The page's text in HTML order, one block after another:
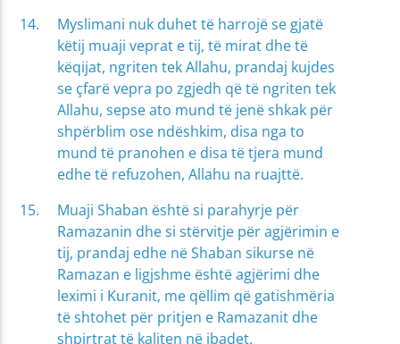
Myslimani nuk duhet të harrojë se gjatë
këtij muaji veprat e tij, të mirat dhe të
këqijat, ngriten tek Allahu, prandaj kujdes
se çfarë vepra po zgjedh që të ngriten tek
Allahu, sepse ato mund të jenë shkak për
shpërblim ose ndëshkim, disa nga to
mund të pranohen e disa të tjera mund
edhe të refuzohen, Allahu na ruajttë.
Muaji Shaban është si parahyrje për
Ramazanin dhe si stërvitje për agjërimin e
tij, prandaj edhe në Shaban sikurse në
Ramazan e ligjshme është agjërimi dhe
leximi i Kuranit, me qëllim që gatishmëria
të shtohet për pritjen e Ramazanit dhe
shpirtrat të kaliten në ibadet.